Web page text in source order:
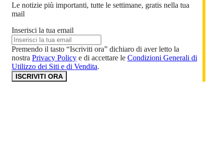
Le notizie più importanti, tutte le settimane, gratis nella tua
mail
Inserisci la tua email
Premendo il tasto “Iscriviti ora” dichiaro di aver letto la
nostra Privacy Policy e di accettare le Condizioni Generali di
Utilizzo dei Siti e di Vendita.
ISCRIVITI ORA